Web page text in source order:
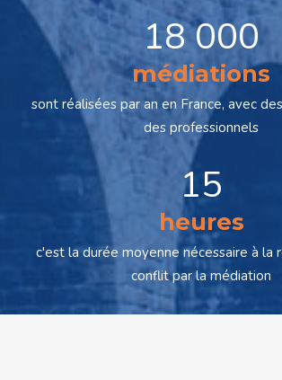
18 000
médiations
sont réalisées par an en France, avec
des professionnels
15
heures
c'est la durée moyenne nécessaire à la
conflit par la médiation